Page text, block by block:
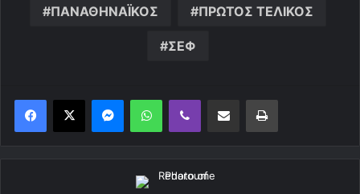
ΠΑΝΑΘΗΝΑΪΚΟΣ ΠΡΩΤΟΣ ΤΕΛΙΚΟΣ
ΣΕΦ
MessengerWhatsAppViber Κοινοποίηση μέσω ηλεκτρονικού ταχυδρομείουΕκτύπωση